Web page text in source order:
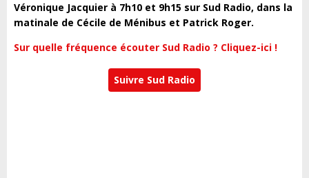
Véronique Jacquier à 7h10 et 9h15 sur Sud Radio, dans la
matinale de Cécile de Ménibus et Patrick Roger.
Sur quelle fréquence écouter Sud Radio ? Cliquez-ici !
Suivre Sud Radio